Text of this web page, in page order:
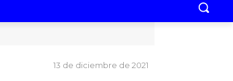
13 de diciembre de 2021